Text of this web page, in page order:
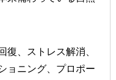
復、ストレス解消、
ョニング、 プロポー